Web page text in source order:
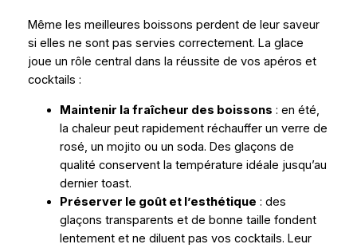
Même les meilleures boissons perdent de leur saveur
si elles ne sont pas servies correctement. La glace
joue un rôle central dans la réussite de vos apéros et
cocktails :
Maintenir la fraîcheur des boissons : en été,
la chaleur peut rapidement réchauffer un verre de
rosé, un mojito ou un soda. Des glaçons de
qualité conservent la température idéale jusqu’au
dernier toast.
Préserver le goût et l’esthétique : des
glaçons transparents et de bonne taille fondent
lentement et ne diluent pas vos cocktails. Leur